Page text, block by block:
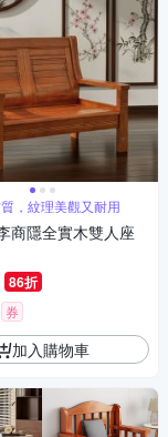
，紋理美觀又耐用
商隱全實木雙人座
86折
券
加入購物車